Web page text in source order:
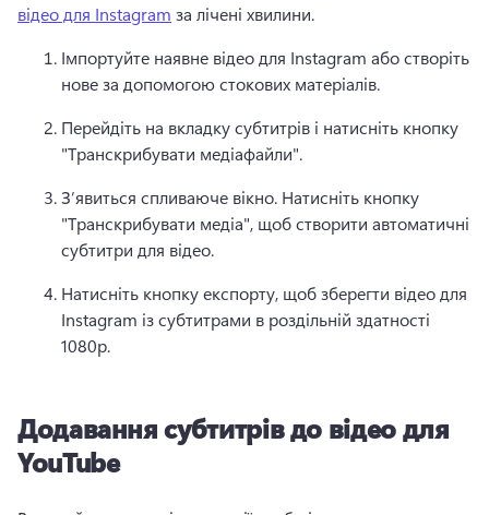
відео для Instagram за лічені хвилини.
Імпортуйте наявне відео для Instagram або створіть
нове за допомогою стокових матеріалів.
Перейдіть на вкладку субтитрів і натисніть кнопку
"Транскрибувати медіафайли".
З’явиться спливаюче вікно. Натисніть кнопку
"Транскрибувати медіа", щоб створити автоматичні
субтитри для відео.
Натисніть кнопку експорту, щоб зберегти відео для
Instagram із субтитрами в роздільній здатності
1080p.
Додавання субтитрів до відео для
YouTube